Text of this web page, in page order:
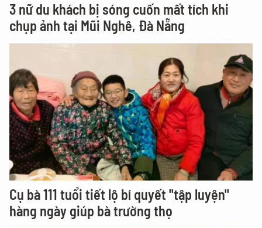
3 nữ du khách bị sóng cuốn mất tích khi
chụp ảnh tại Mũi Nghê, Đà Nẵng
Cụ bà 111 tuổi tiết lộ bí quyết "tập luyện"
hàng ngày giúp bà trường thọ